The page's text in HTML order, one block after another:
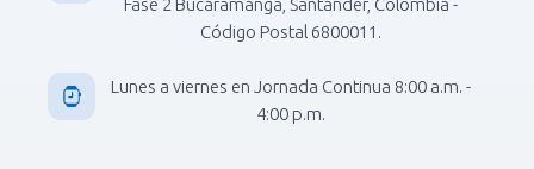
Código Postal 6800011.
Lunes a viernes en Jornada Continua 8:00 a.m. -
4:00 p.m.